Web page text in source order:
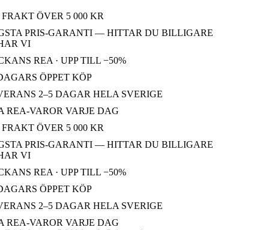
ÖVER 5 000 KR
PRIS-GARANTI — HITTAR DU BILLIGARE
VI
REA · UPP TILL −50%
ÖPPET KÖP
2–5 DAGAR HELA SVERIGE
VAROR VARJE DAG
ÖVER 5 000 KR
PRIS-GARANTI — HITTAR DU BILLIGARE
VI
REA · UPP TILL −50%
ÖPPET KÖP
2–5 DAGAR HELA SVERIGE
VAROR VARJE DAG